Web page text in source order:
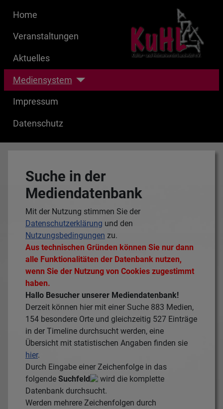
Home
Veranstaltungen
Aktuelles
Mediensystem
Impressum
Datenschutz
Suche in der
Mediendatenbank
Mit der Nutzung stimmen Sie der
Datenschutzerklärung und den
Nutzungsbedingungen zu.
Aus technischen Gründen können Sie nur dann
alle Funktionalitäten der Datenbank nutzen,
wenn Sie der Nutzung von Cookies zugestimmt
haben.
Hallo Besucher unserer Mediendatenbank!
Derzeit können hier mit einer Suche 883 Medien,
154 besondere Orte und gleichzeitig 527 Einträge
in der Timeline durchsucht werden, eine
Übersicht mit statistischen Angaben finden sie
hier.
Durch Eingabe einer Zeichenfolge in das
folgende Suchfeld
wird die komplette
Datenbank durchsucht.
Werden mehrere Zeichenfolgen durch